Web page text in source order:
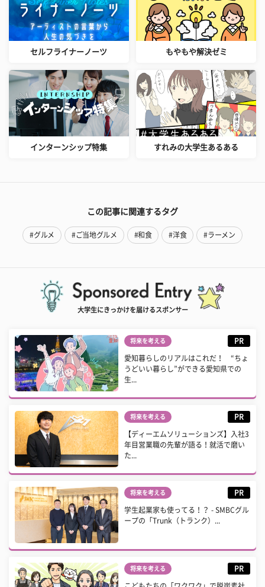
セルフライナーノーツ もやもや解決ゼミ
インターンシップ特集 すれみの大学生あるある
この記事に関連するタグ
#グルメ #ご当地グルメ #和食 #洋食 #ラーメン
大学生にきっかけを届けるスポンサー
将来を考える PR
愛知暮らしのリアルはこれだ！ “ちょ
うどいい暮らし”ができる愛知県での
生...
将来を考える PR
【ディーエムソリューションズ】入社3
年目営業職の先輩が語る！就活で磨い
た...
将来を考える PR
学生起業家も使ってる！？ - SMBCグル
ープの「Trunk（トランク）...
将来を考える PR